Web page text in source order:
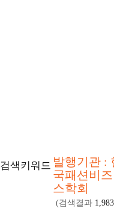
검색키워드 발행기관 :
국패션비
스학회
(검색결과 1,983